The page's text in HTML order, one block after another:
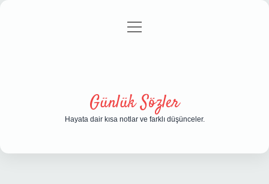
Gizlilik Politikası
menüyü
Günlük Sözler
Hayata dair kısa notlar ve farklı düşünceler.